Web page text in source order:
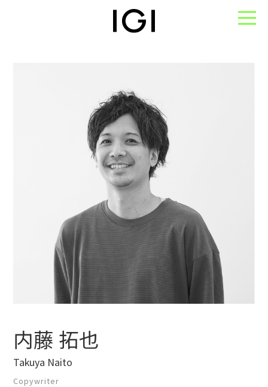
私たちについて
-IGIのパーパス
-IGIのロゴデザイン
サービス
-サービス一覧
-パーパス
ブランディングデザイン事例
PR・記事
内藤 拓也
Takuya Naito
Copywriter